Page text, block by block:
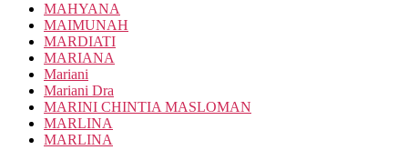
MAHYANA
MAIMUNAH
MARDIATI
MARIANA
Mariani
Mariani Dra
MARINI CHINTIA MASLOMAN
MARLINA
MARLINA